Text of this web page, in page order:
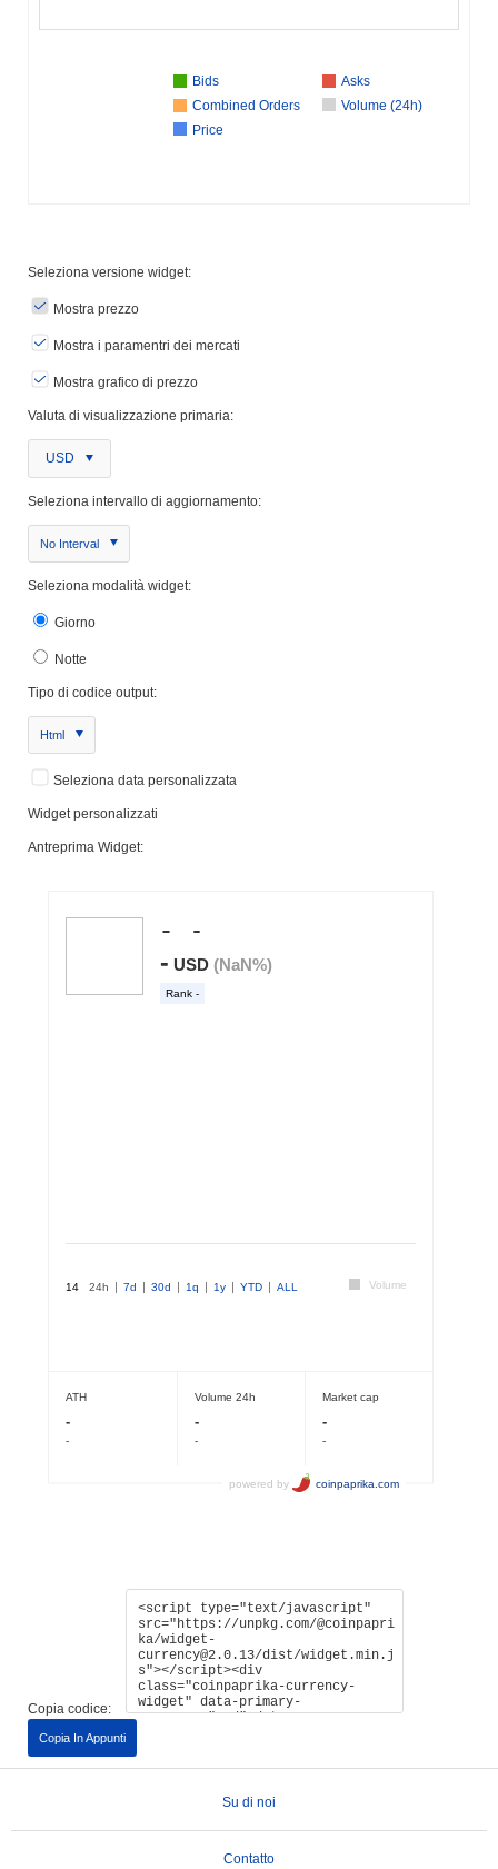
Bids
Asks
Combined Orders
Volume (24h)
Price
Seleziona versione widget:
Mostra prezzo
Mostra i paramentri dei mercati
Mostra grafico di prezzo
Valuta di visualizzazione primaria:
USD
Seleziona intervallo di aggiornamento:
No Interval
Seleziona modalità widget:
Giorno
Notte
Tipo di codice output:
Html
Seleziona data personalizzata
Widget personalizzati
Antreprima Widget:
Copia codice:
Copia In Appunti
Su di noi
Contatto